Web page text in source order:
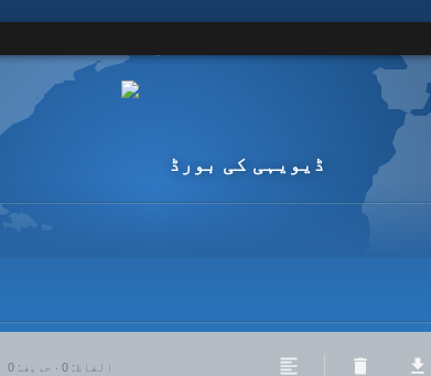
ڈیویہی کی بورڈ
الفاظ:
0
· حروف :
0